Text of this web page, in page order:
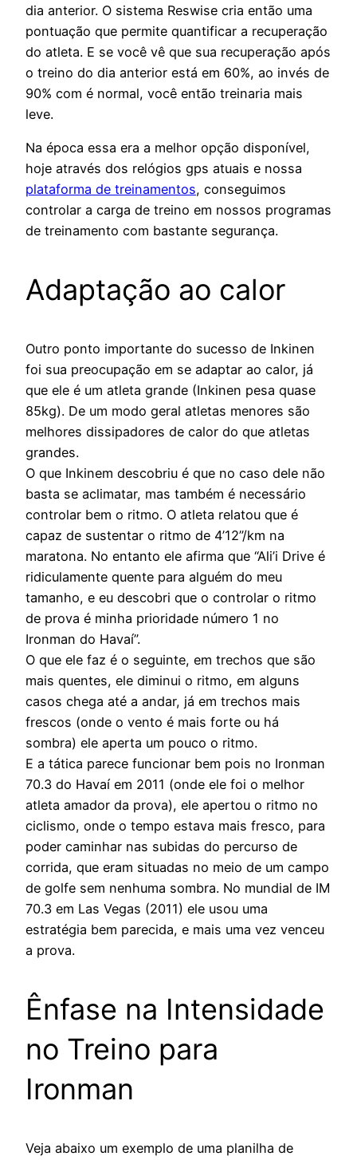
dia anterior. O sistema Reswise cria então uma
pontuação que permite quantificar a recuperação
do atleta. E se você vê que sua recuperação após
o treino do dia anterior está em 60%, ao invés de
90% com é normal, você então treinaria mais
leve.
Na época essa era a melhor opção disponível,
hoje através dos relógios gps atuais e nossa
plataforma de treinamentos, conseguimos
controlar a carga de treino em nossos programas
de treinamento com bastante segurança.
Adaptação ao calor
Outro ponto importante do sucesso de Inkinen
foi sua preocupação em se adaptar ao calor, já
que ele é um atleta grande (Inkinen pesa quase
85kg). De um modo geral atletas menores são
melhores dissipadores de calor do que atletas
grandes.
O que Inkinem descobriu é que no caso dele não
basta se aclimatar, mas também é necessário
controlar bem o ritmo. O atleta relatou que é
capaz de sustentar o ritmo de 4’12”/km na
maratona. No entanto ele afirma que “Ali’i Drive é
ridiculamente quente para alguém do meu
tamanho, e eu descobri que o controlar o ritmo
de prova é minha prioridade número 1 no
Ironman do Havaí”.
O que ele faz é o seguinte, em trechos que são
mais quentes, ele diminui o ritmo, em alguns
casos chega até a andar, já em trechos mais
frescos (onde o vento é mais forte ou há
sombra) ele aperta um pouco o ritmo.
E a tática parece funcionar bem pois no Ironman
70.3 do Havaí em 2011 (onde ele foi o melhor
atleta amador da prova), ele apertou o ritmo no
ciclismo, onde o tempo estava mais fresco, para
poder caminhar nas subidas do percurso de
corrida, que eram situadas no meio de um campo
de golfe sem nenhuma sombra. No mundial de IM
70.3 em Las Vegas (2011) ele usou uma
estratégia bem parecida, e mais uma vez venceu
a prova.
Ênfase na Intensidade
no Treino para
Ironman
Veja abaixo um exemplo de uma planilha de